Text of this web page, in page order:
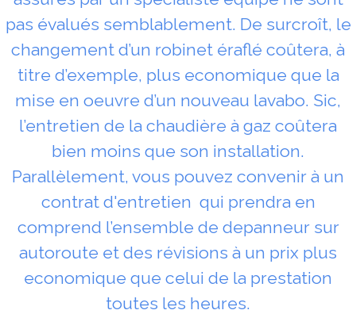
pas évalués semblablement. De surcroît, le
changement d’un robinet éraflé coûtera, à
titre d’exemple, plus economique que la
mise en oeuvre d’un nouveau lavabo. Sic,
l’entretien de la chaudière à gaz coûtera
bien moins que son installation.
Parallèlement, vous pouvez convenir à un
contrat d'entretien qui prendra en
comprend l’ensemble de depanneur sur
autoroute et des révisions à un prix plus
economique que celui de la prestation
toutes les heures.